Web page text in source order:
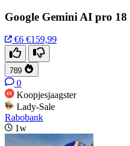
Google Gemini AI pro
€6 €159,99
789
0
Koopjesjaagster
Lady-Sale
Rabobank
1w